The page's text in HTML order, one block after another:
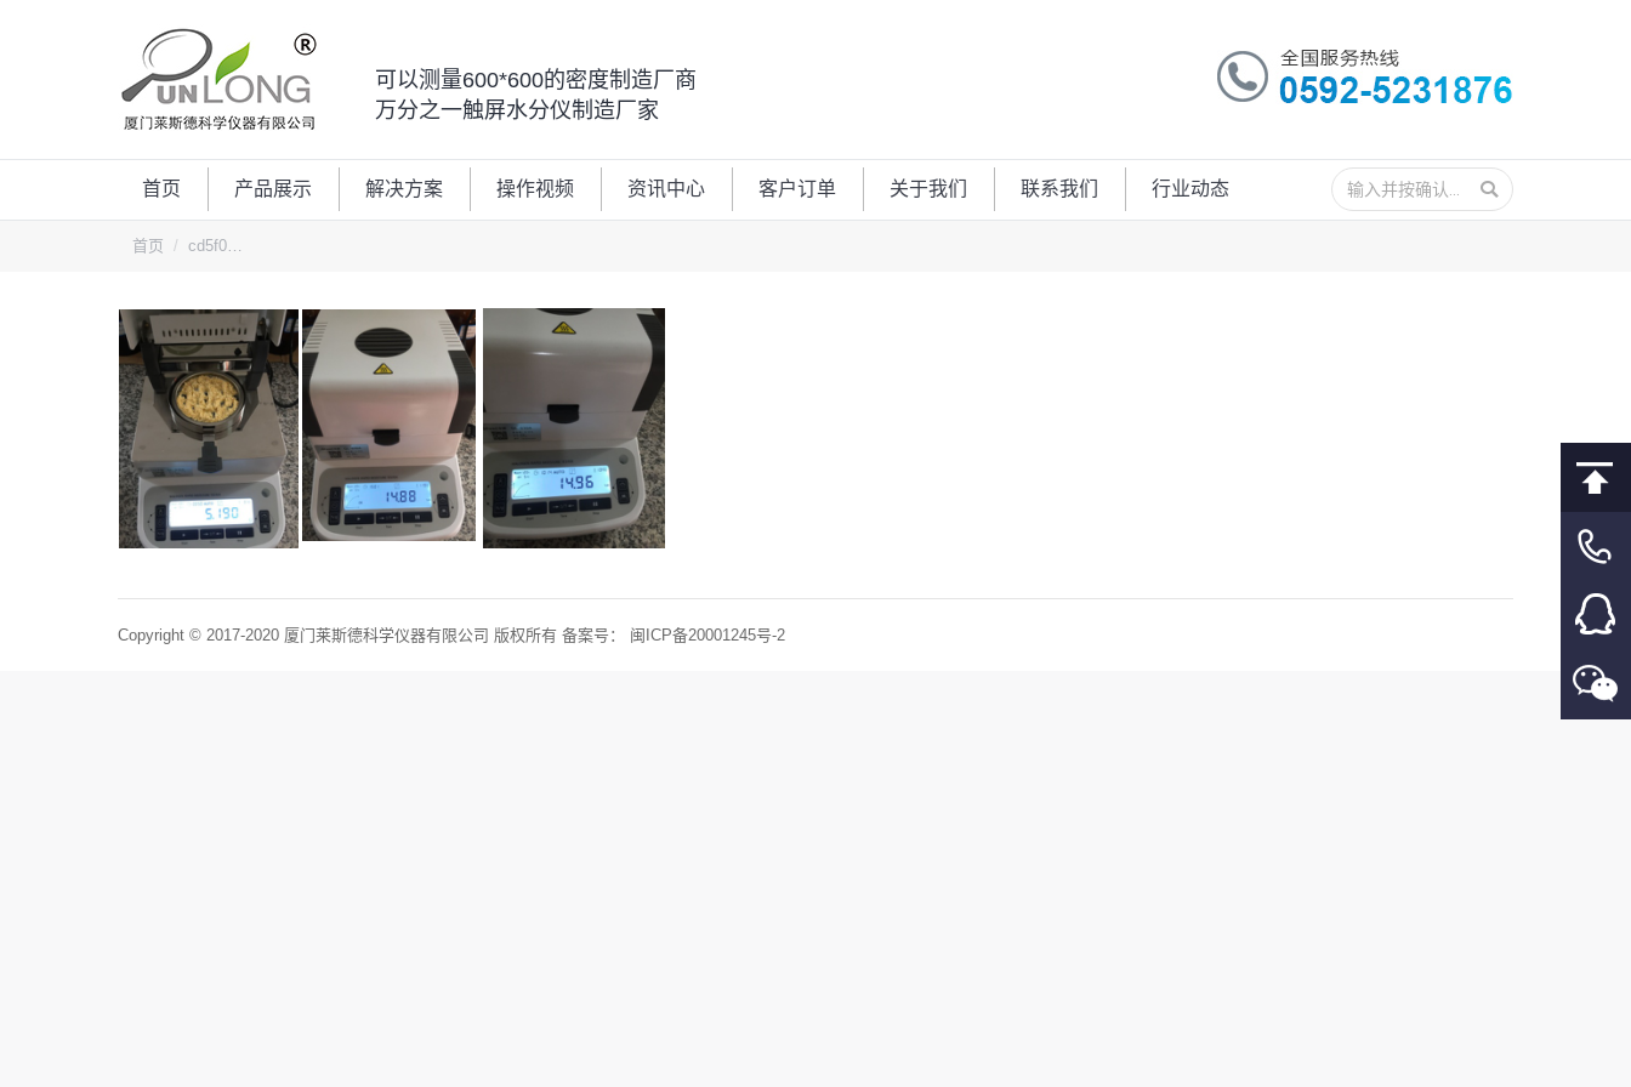
可以测量600*600的密度制造厂商
万分之一触屏水分仪制造厂家
首页 产品展示 解决方案 操作视频 资讯中心 客户订单 关于我们 联系我们 行业动态
搜
索：
您的位置：
首页 cd5f0…
Copyright © 2017-2020 厦门莱斯德科学仪器有限公司 版权所有 备案号： 闽ICP备20001245号-2